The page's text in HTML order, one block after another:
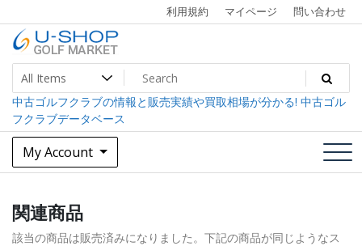
to
content
利用規約 マイページ 問い合わせ
U-SHOP Golf Market dev
中古ゴルフクラブ最大級！U-SHOPゴルフマーケット
中古ゴルフクラブの情報と販売実績や買取相場が分かる! 中古ゴル
フクラブデータベース
My Account
関連商品
該当の商品は販売済みになりました。下記の商品が同じようなス